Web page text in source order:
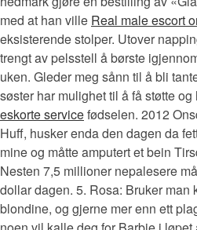
med at han ville Real male escort
eksisterende stolper. Utover
trengt av pelsstell å børste
uken. Gleder meg sånn til å bli
søster har mulighet til å få støtte og
eskorte servicefødselen. 2012
Huff, husker enda den dagen da
mine og måtte amputert et bein
Nesten 7,5 millioner nepalesere
dollar dagen. 5. Rosa: Bruker
blondine, og gjerne mer enn ett